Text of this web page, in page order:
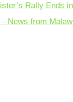
Rally Ends
News from